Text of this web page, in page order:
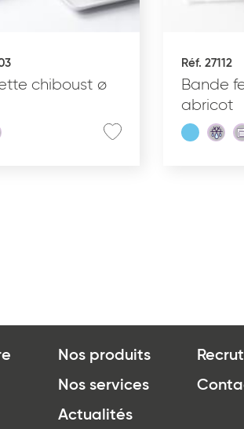
chiboust ø
Réf. 27112
Bande
abricot
Nos produits
Nos services
Actualités